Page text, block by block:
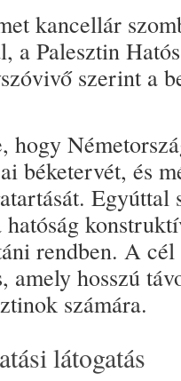
kancellár
a Palesztin
szerint a
hogy
béketervét, és
Egyúttal
rendben. A
amely hosszú
számára.
látogatás